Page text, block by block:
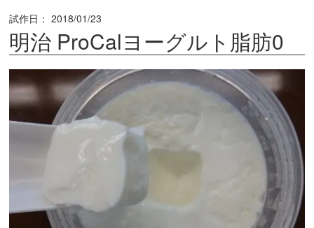
試作日：2018/01/23
明治 ProCalヨーグルト脂肪0